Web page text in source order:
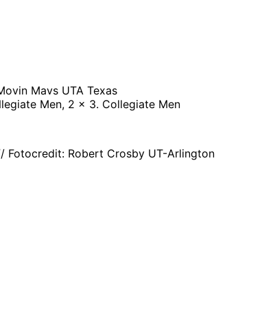
Mavs UTA Texas
Men, 2 x 3. Collegiate Men
Fotocredit: Robert Crosby UT-Arlington